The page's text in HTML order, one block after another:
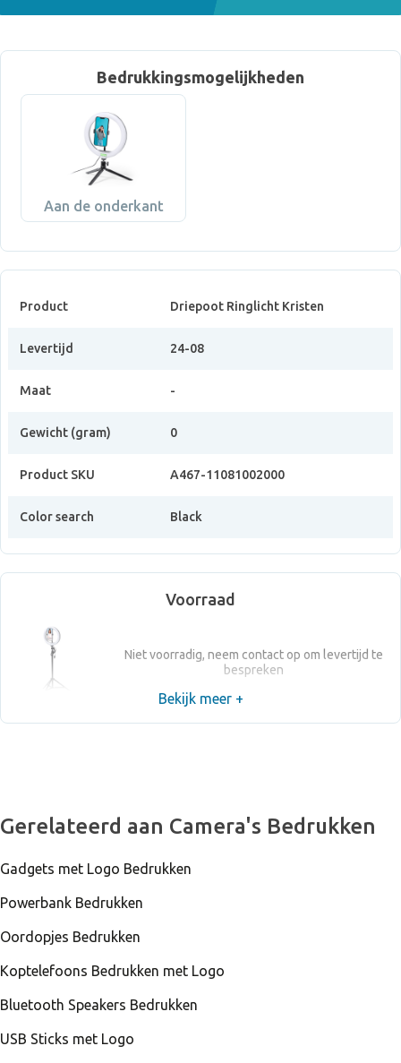
Bedrukkingsmogelijkheden
Aan de onderkant
Product Driepoot Ringlicht Kristen
Levertijd 24-08
Maat -
Gewicht (gram) 0
Product SKU A467-11081002000
Color search Black
Voorraad
Niet voorradig, neem contact op om levertijd te
bespreken
Bekijk meer +
Gerelateerd aan Camera's Bedrukken
Gadgets met Logo Bedrukken
Powerbank Bedrukken
Oordopjes Bedrukken
Koptelefoons Bedrukken met Logo
Bluetooth Speakers Bedrukken
USB Sticks met Logo